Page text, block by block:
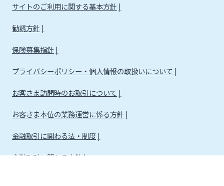
サイトのご利用に関する基本方針
勧誘方針
保険募集指針
プライバシーポリシー・個人情報の取扱いについて
お客さま訪問時のお取引について
お客さま本位の業務運営に係る方針
金融取引に関わる法・制度
金融取引に関わる方針